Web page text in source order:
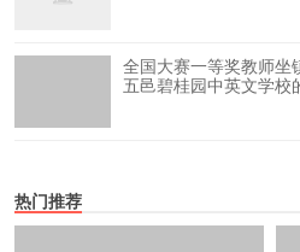
全国大赛一等奖教师坐
五邑碧桂园中英文学校
热门推荐